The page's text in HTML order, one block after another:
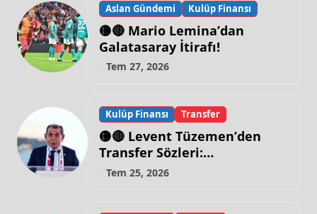
Aslan Gündemi Kulüp Finansı
🟡🔴 Mario Lemina’dan
Galatasaray İtirafı!
Tem 27, 2026
Kulüp Finansı Transfer
🟡🔴 Levent Tüzemen’den
Transfer Sözleri:
“Galatasaray’ın Zirve
Tem 25, 2026